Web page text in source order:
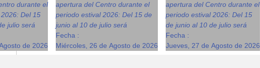
durante el
Del 15
julio será
de 2026
apertura del Centro durante el
periodo estival 2026: Del 15 de
junio al 10 de julio será
Fecha :
Miércoles, 26 de Agosto de 2026
apertura del Centro durante el
periodo estival 2026: Del 15
de junio al 10 de julio será
Fecha :
Jueves, 27 de Agosto de 2026